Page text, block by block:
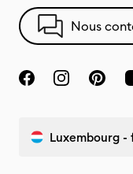
Nous
Luxembourg -